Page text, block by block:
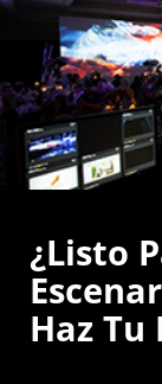
¿Listo
Haz